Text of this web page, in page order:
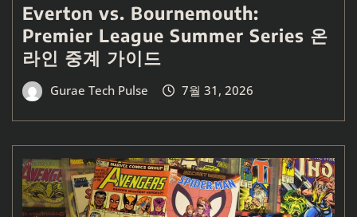
Everton vs. Bournemouth:
Premier League Summer Series 온
라인 중계 가이드
Gurae Tech Pulse 7월 31, 2026